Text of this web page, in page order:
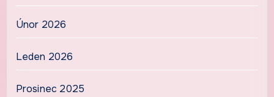
Únor 2026
Leden 2026
Prosinec 2025